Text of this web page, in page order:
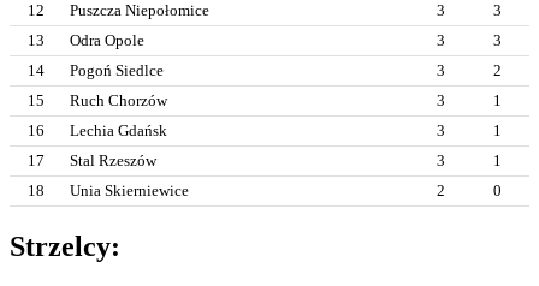
12
Puszcza Niepołomice 3
3
13
Odra Opole 3
3
14
Pogoń Siedlce 3
2
15
Ruch Chorzów 3
1
16
Lechia Gdańsk 3
1
17
Stal Rzeszów 3
1
18
Unia Skierniewice 2 0
Strzelcy: